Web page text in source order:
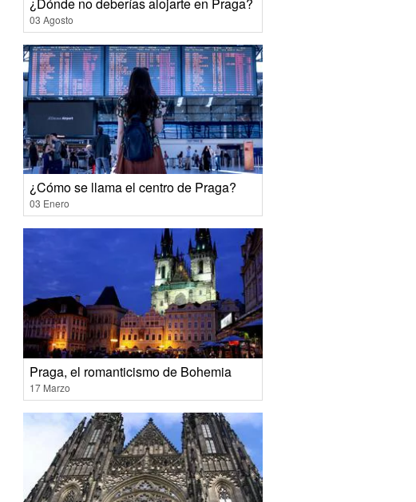
03 Agosto
¿Cómo se llama el centro de Praga?
03 Enero
Praga, el romanticismo de Bohemia
17 Marzo